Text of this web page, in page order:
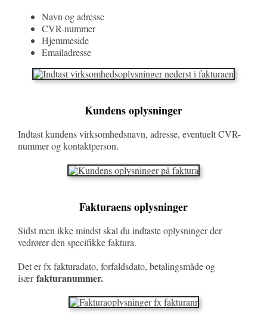
Navn og adresse
CVR-nummer
Hjemmeside
Emailadresse
Kundens oplysninger
Indtast kundens virksomhedsnavn, adresse, eventuelt CVR-
nummer og kontaktperson.
Fakturaens oplysninger
Sidst men ikke mindst skal du indtaste oplysninger der
vedrører den specifikke faktura.
Det er fx fakturadato, forfaldsdato, betalingsmåde og
isærfakturanummer.